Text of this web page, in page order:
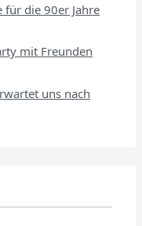
die 90er Jahre
mit Freunden
uns nach